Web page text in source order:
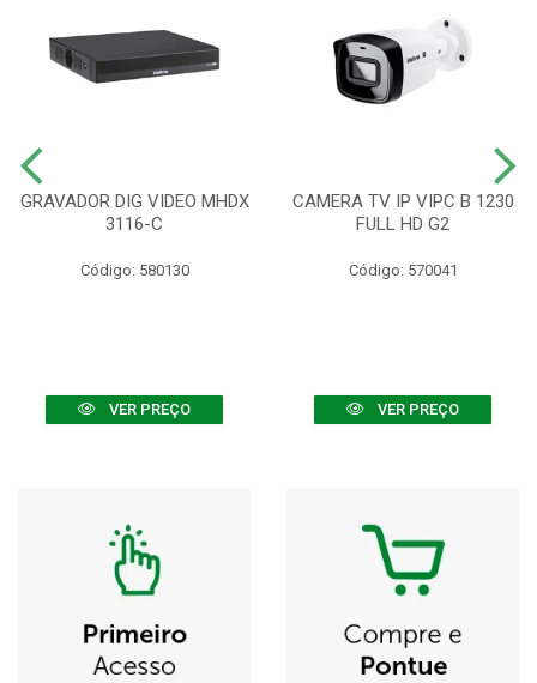
GRAVADOR DIG VIDEO MHDX
3116-C
Código: 580130
VER PREÇO
CAMERA TV IP VIPC B 1230
FULL HD G2
Código: 570041
VER PREÇO